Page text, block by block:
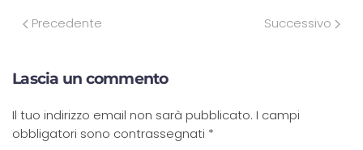
Precedente Successivo
Lascia un commento
Il tuo indirizzo email non sarà pubblicato. I campi
obbligatori sono contrassegnati *